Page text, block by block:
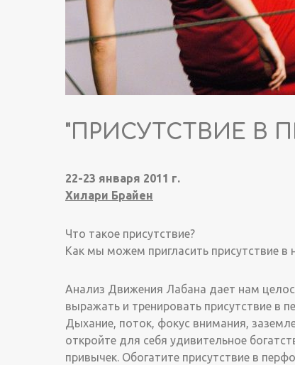
"ПРИСУТСТВИЕ В
22-23 января 2011 г.
Хилари Брайен
Что такое присутствие?
Как мы можем пригласить присутствие в
Анализ Движения Лабана дает нам
выражать и тренировать присутствие в
Дыхание, поток, фокус внимания,
откройте для себя удивительное
привычек. Обогатите присутствие в